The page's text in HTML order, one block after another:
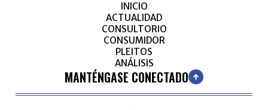
INICIO
ACTUALIDAD
CONSULTORIO
CONSUMIDOR
PLEITOS
ANÁLISIS
MANTÉNGASE CONECTADO